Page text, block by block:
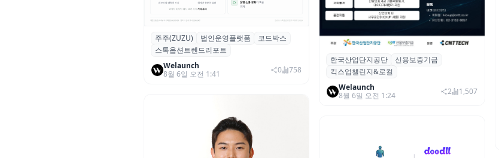
스톡옵션 취소율 2년 만에
18.2%→31.3%…권리 발생 즉시 행사 비
중도 급증
주주(ZUZU) 법인운영플랫폼
코드박스
스톡옵션트렌드리포트
Welaunch
8월 6일 오전 1:41
0 758
산단공·신보, 2026 ‘킥스업 챌린지&로컬’
참여 스타트업 모집
한국산업단지공단
신용보증기금
킥스업챌린지&로컬
Welaunch
8월 6일 오전 1:24
2 1,507